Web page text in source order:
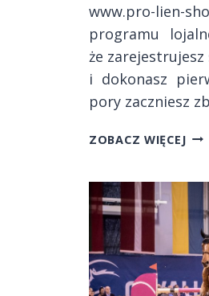
www.pro-lien-
programu
że
i dokonasz
pory zaczniesz
ZOBACZ WIĘCEJ